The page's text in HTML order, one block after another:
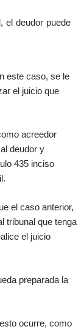
el deudor puede
este caso, se le
el juicio que
acreedor
deudor y
435 inciso
el caso anterior,
tribunal que tenga
el juicio
preparada la
ocurre, como